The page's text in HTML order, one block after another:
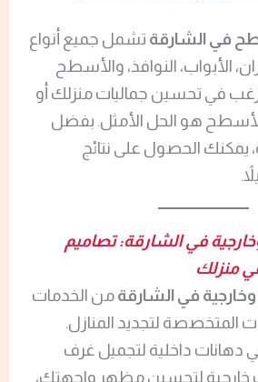
في الشارقة تشمل جميع أنواع
الأبواب، النوافذ، والأسطح
في تحسين جماليات منزلك أو
هو الحل الأمثل. بفضل
يمكنك الحصول على نتائج
في الشارقة: تصاميم
منزلك
وخارجية في الشارقةمن الخدمات
المتخصصة لتجديد المنازل.
داخلية لتجميل غرف
خارجية لتحسين مظهر واجهتك،